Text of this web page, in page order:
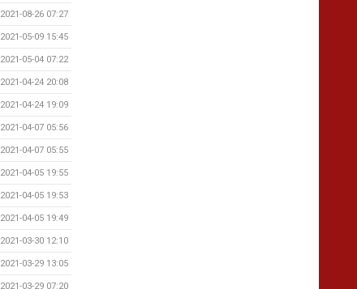
2021-08-26 07:27
2021-05-09 15:45
2021-05-04 07:22
2021-04-24 20:08
2021-04-24 19:09
2021-04-07 05:56
2021-04-07 05:55
2021-04-05 19:55
2021-04-05 19:53
2021-04-05 19:49
2021-03-30 12:10
2021-03-29 13:05
2021-03-29 07:20